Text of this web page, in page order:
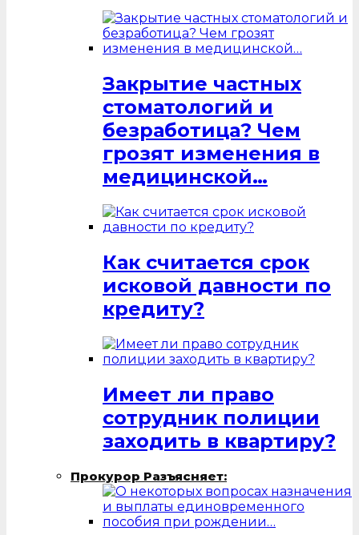
Закрытие частных
стоматологий и
безработица? Чем
грозят изменения в
медицинской…
Как считается срок
исковой давности по
кредиту?
Имеет ли право
сотрудник полиции
заходить в квартиру?
Прокурор Разъясняет: